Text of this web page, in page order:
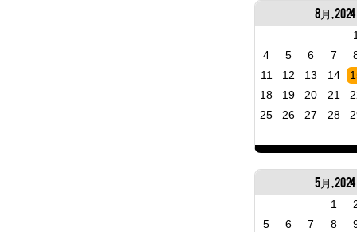
8月, 2024
4
5 6 7
11
12 13 14
18
19 20 21
25
26 27 28
5月, 2024
1
5
6 7 8